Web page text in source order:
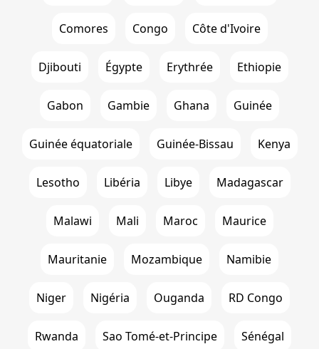
Comores Congo Côte d'Ivoire
Djibouti Égypte Erythrée Ethiopie
Gabon Gambie Ghana Guinée
Guinée équatoriale Guinée-Bissau Kenya
Lesotho Libéria Libye Madagascar
Malawi Mali Maroc Maurice
Mauritanie Mozambique Namibie
Niger Nigéria Ouganda RD Congo
Rwanda Sao Tomé-et-Principe Sénégal